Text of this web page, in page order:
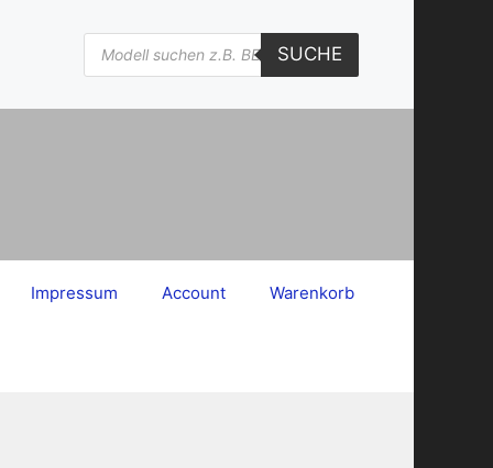
Products
search
SUCHE
Impressum Account Warenkorb